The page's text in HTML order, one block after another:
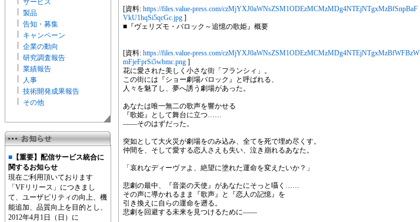
サービス
製品
告知・募集
キャンペーン
企業の動向
研究調査報告
業績報告
人事
技術開発成果報告
その他
■ 【重要】配信サービス統合に
関するお知らせ
現在ご利用頂いております
「VFリリース」につきまし
て、ユーザビリティの向上、機
能追加、品質向上を目的とし、
2012年4月1日（日）に
[資料: https://files.value-press.com/czMjYXJ0aWNsZSM1ODEzMCMzMDg4NTEjNTgxMzBfSnpBaF
VkU1hqSi5qcGc.jpg ]
■『ヴェリズモ・バロック～追憶の歌姫』概要
[資料: https://files.value-press.com/czMjYXJ0aWNsZSM1ODEzMCMzMDg4NTEjNTgxMzBfWFBzW
mFjeFprSi5wbmc.png ]
花に愛された美しく小さな街「フランシィ」。
この街には『ショー劇場バロック』と呼ばれる、
人々を魅了し、夢へ誘う劇場があった。
あなたは唯一無二の歌声を響かせる
『歌姫』として舞台に立つ……
――そのはずだった。
突如として大火災が劇場をのみ込み、全てを死で埋め尽くす。
仲間を、そして愛する恋人さえも失い、泣き崩れるあなた。
「哀れなディーヴァよ、絶望に塗れた運命を変えたいか？」
悲劇の最中、『音楽の天使』があなたにそっと囁く……
その声に導かれるまま『歌声』と『恋人の記憶』を
引き換えに自らの運命を遡る。
悲劇を回避する未来を見つけるために――